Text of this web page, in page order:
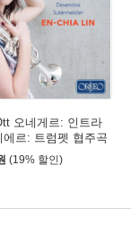
오네게르: 인트라
에르: 트럼펫 협주곡
Intrada / Glier
Op.82)
(19% 할인)